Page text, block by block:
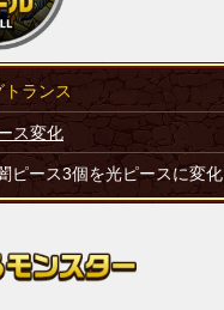
トランス
ス変化
ピース3個を光ピースに変化